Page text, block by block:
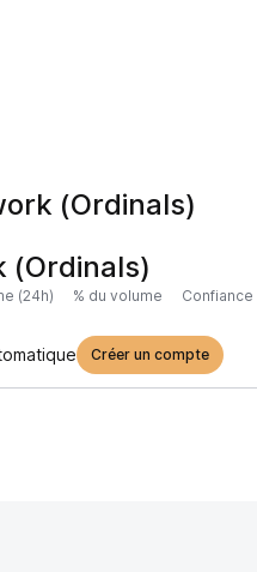
(Ordinals)
(Ordinals)
(24h) % du volume Confiance
Créer un compte